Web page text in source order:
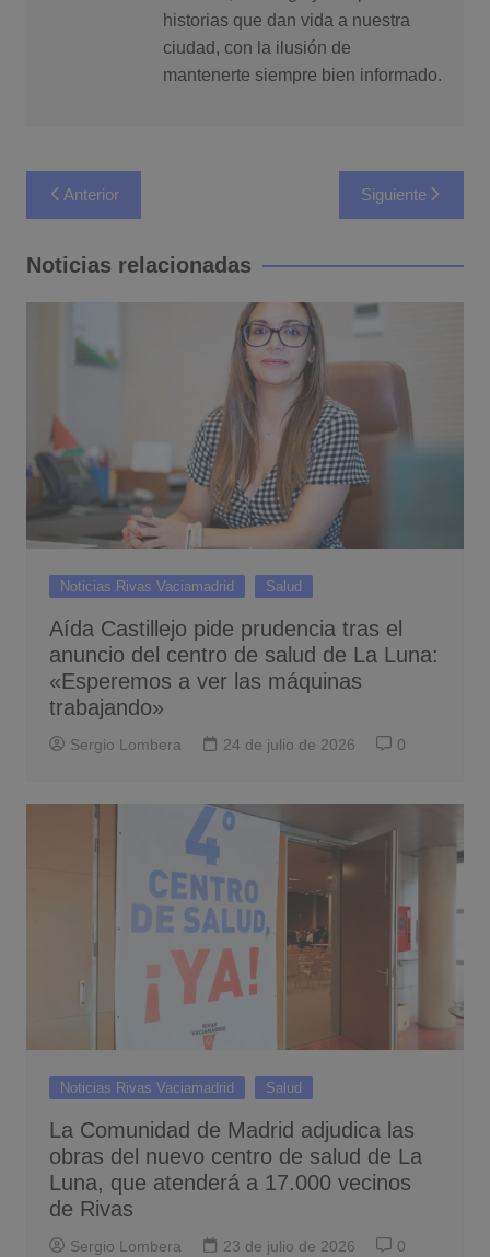
historias que dan vida a nuestra
ciudad, con la ilusión de
mantenerte siempre bien informado.
Navegación
de
entradas
Anterior Siguiente
Noticias relacionadas
Noticias Rivas Vaciamadrid Salud
Aída Castillejo pide prudencia tras el
anuncio del centro de salud de La Luna:
«Esperemos a ver las máquinas
trabajando»
Sergio Lombera 24 de julio de 2026 0
Noticias Rivas Vaciamadrid Salud
La Comunidad de Madrid adjudica las
obras del nuevo centro de salud de La
Luna, que atenderá a 17.000 vecinos
de Rivas
Sergio Lombera 23 de julio de 2026 0